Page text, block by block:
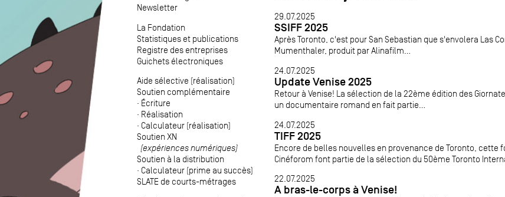
Newsletter
La Fondation
Statistiques et publications
Registre des entreprises
Guichets électroniques
Aide sélective (réalisation)
Soutien complémentaire
· Écriture
· Réalisation
· Calculateur (réalisation)
Soutien XN
(expériences numériques)
Soutien à la distribution
· Calculateur (prime au succès)
SLATE de courts-métrages
29.07.2025
SSIFF 2025
Après Toronto, c'est pour San Sebastian que s'envolera Las
Mumenthaler, produit par Alinafilm...
24.07.2025
Update Venise 2025
Retour à Venise! La sélection de la 22ème édition des
un documentaire romand en fait partie...
24.07.2025
TIFF 2025
Encore de belles nouvelles en provenance de Toronto, cette
Cinéforom font partie de la sélection du 50ème Toronto
22.07.2025
A bras-le-corps à Venise!